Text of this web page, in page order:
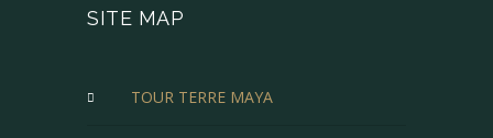
SITE MAP
TOUR TERRE MAYA